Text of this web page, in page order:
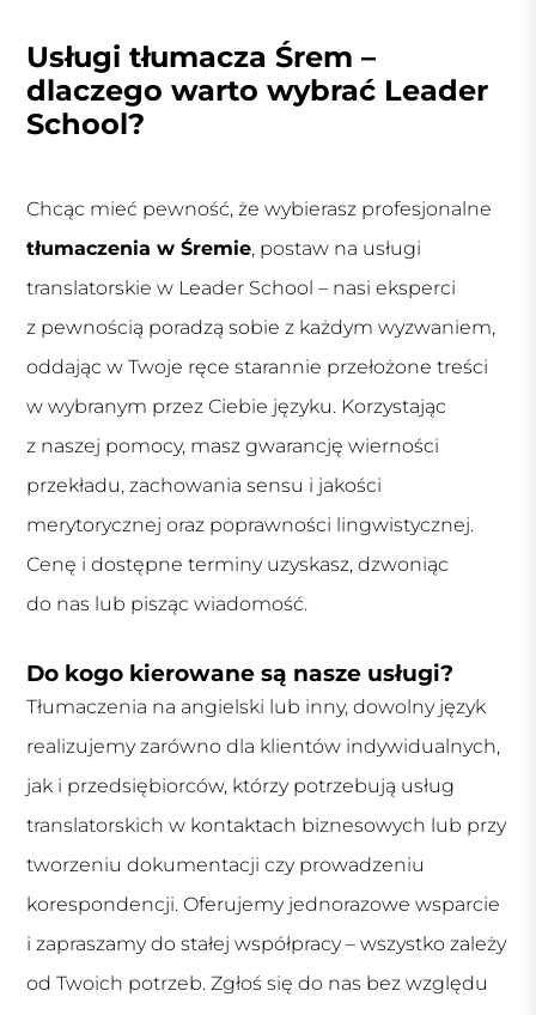
Usługi tłumacza Śrem –
dlaczego warto wybrać Leader
School?
Chcąc mieć pewność, że wybierasz profesjonalne
tłumaczenia w Śremie, postaw na usługi
translatorskie w Leader School – nasi eksperci
z pewnością poradzą sobie z każdym wyzwaniem,
oddając w Twoje ręce starannie przełożone treści
w wybranym przez Ciebie języku. Korzystając
z naszej pomocy, masz gwarancję wierności
przekładu, zachowania sensu i jakości
merytorycznej oraz poprawności lingwistycznej.
Cenę i dostępne terminy uzyskasz, dzwoniąc
do nas lub pisząc wiadomość.
Do kogo kierowane są nasze usługi?
Tłumaczenia na angielski lub inny, dowolny język
realizujemy zarówno dla klientów indywidualnych,
jak i przedsiębiorców, którzy potrzebują usług
translatorskich w kontaktach biznesowych lub przy
tworzeniu dokumentacji czy prowadzeniu
korespondencji. Oferujemy jednorazowe wsparcie
i zapraszamy do stałej współpracy – wszystko zależy
od Twoich potrzeb. Zgłoś się do nas bez względu